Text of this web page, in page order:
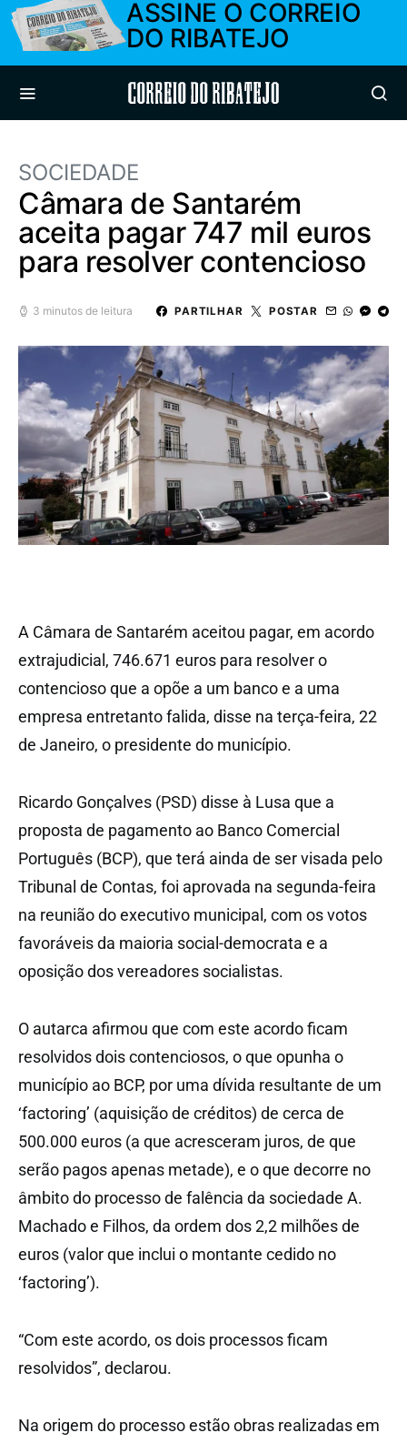
ASSINE O CORREIO
DO RIBATEJO
Correio do Ribatejo
SOCIEDADE
Câmara de Santarém
aceita pagar 747 mil euros
para resolver contencioso
3 minutos de leitura PARTILHAR POSTAR
A Câmara de Santarém aceitou pagar, em acordo
extrajudicial, 746.671 euros para resolver o
contencioso que a opõe a um banco e a uma
empresa entretanto falida, disse na terça-feira, 22
de Janeiro, o presidente do município.
Ricardo Gonçalves (PSD) disse à Lusa que a
proposta de pagamento ao Banco Comercial
Português (BCP), que terá ainda de ser visada pelo
Tribunal de Contas, foi aprovada na segunda-feira
na reunião do executivo municipal, com os votos
favoráveis da maioria social-democrata e a
oposição dos vereadores socialistas.
O autarca afirmou que com este acordo ficam
resolvidos dois contenciosos, o que opunha o
município ao BCP, por uma dívida resultante de um
‘factoring’ (aquisição de créditos) de cerca de
500.000 euros (a que acresceram juros, de que
serão pagos apenas metade), e o que decorre no
âmbito do processo de falência da sociedade A.
Machado e Filhos, da ordem dos 2,2 milhões de
euros (valor que inclui o montante cedido no
‘factoring’).
“Com este acordo, os dois processos ficam
resolvidos”, declarou.
Na origem do processo estão obras realizadas em